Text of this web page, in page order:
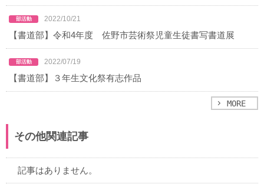
2022/10/21
【書道部】令和4年度 佐野市芸術祭児童生徒書写書道展
2022/07/19
【書道部】３年生文化祭有志作品
MORE
その他関連記事
記事はありません。